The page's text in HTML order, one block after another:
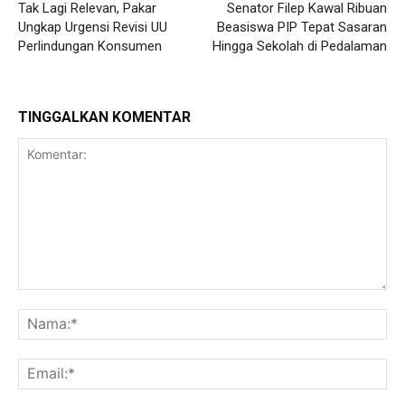
Tak Lagi Relevan, Pakar
Ungkap Urgensi Revisi UU
Perlindungan Konsumen
Senator Filep Kawal Ribuan
Beasiswa PIP Tepat Sasaran
Hingga Sekolah di Pedalaman
TINGGALKAN KOMENTAR